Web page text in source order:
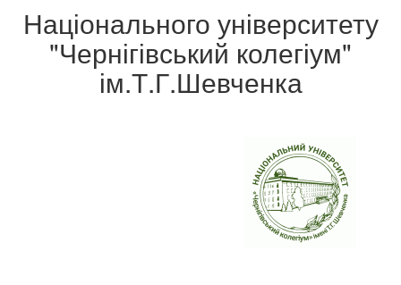
Національного університету
"Чернігівський колегіум"
ім.Т.Г.Шевченка